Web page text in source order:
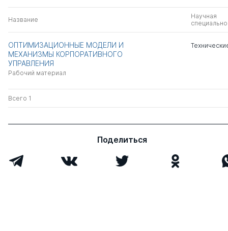
Название
Научная
ОПТИМИЗАЦИОННЫЕ МОДЕЛИ И
МЕХАНИЗМЫ КОРПОРАТИВНОГО
УПРАВЛЕНИЯ
Рабочий материал
Всего 1
Поделиться